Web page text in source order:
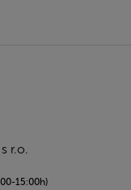
r.o.
15:00h)